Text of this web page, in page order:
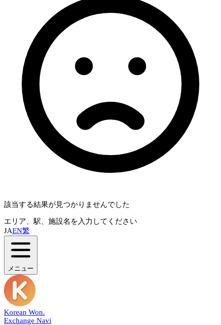
該当する結果が見つかりませんでした
エリア、駅、施設名を入力してください
JAEN繁
メニュー
Korean Won.
Exchange Navi